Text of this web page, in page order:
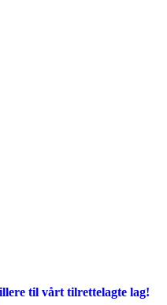
til vårt tilrettelagte lag!